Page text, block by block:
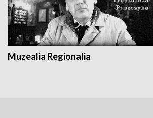
Muzealia Regionalia